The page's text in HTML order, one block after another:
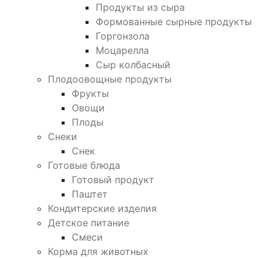
Продукты из сыра
Формованные сырные продукты
Горгонзола
Моцарелла
Сыр колбасный
Плодоовощные продукты
Фрукты
Овощи
Плоды
Снеки
Снек
Готовые блюда
Готовый продукт
Паштет
Кондитерские изделия
Детское питание
Смеси
Корма для животных